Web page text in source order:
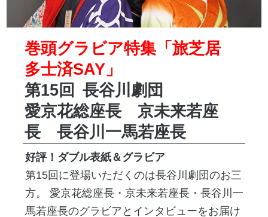
巻頭グラビア特集「旅芝居
多士済SAY」
第15回
長谷川劇団
愛京花総座長 京未来若座
長 長谷川一馬若座長
好評！ダブル表紙＆グラビア
第15回に登場いただくのは長谷川劇団のお三
方。 愛京花総座長・京未来若座長・長谷川一
馬若座長のグラビアとインタビューをお届け